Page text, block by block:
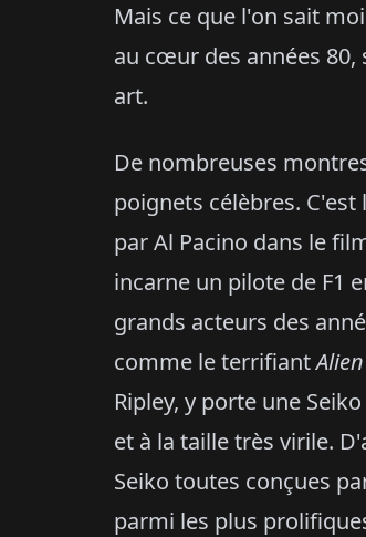
Mais ce que l'on sait
au cœur des années 80,
art.
De nombreuses
poignets célèbres. C'est
par Al Pacino dans le
incarne un pilote de F1
grands acteurs des
comme le terrifiantAlien
Ripley, y porte une
et à la taille très virile.
Seiko toutes conçues
parmi les plus